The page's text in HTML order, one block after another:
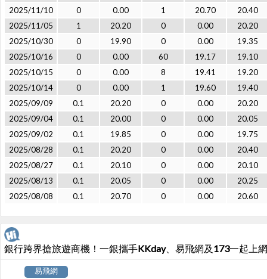
2025/11/10
0 0.00 1 20.70
20.40
2025/11/05
1 20.20 0 0.00
20.20
2025/10/30
0 19.90 0 0.00
19.35
2025/10/16
0 0.00 60 19.17
19.10
2025/10/15
0 0.00 8 19.41
19.20
2025/10/14
0 0.00 1 19.60
19.40
2025/09/09
0.1 20.20 0 0.00
20.20
2025/09/04
0.1 20.00 0 0.00
20.05
2025/09/02
0.1 19.85 0 0.00
19.75
2025/08/28
0.1 20.20 0 0.00
20.40
2025/08/27
0.1 20.10 0 0.00
20.10
2025/08/13
0.1 20.05 0 0.00
20.25
2025/08/08
0.1 20.70 0 0.00 20.60
銀行跨界搶旅遊商機！一銀攜手KKday、易飛網及173一起上
易飛網